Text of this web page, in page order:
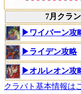
7月クラ
▶ワイバーン攻
▶ライデン攻略
▶オルレオン攻
クラバト基本情報は